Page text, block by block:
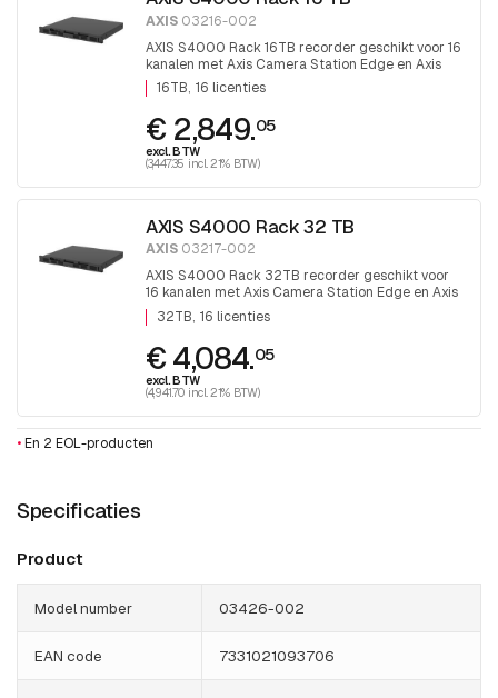
AXIS 03216-002
AXIS S4000 Rack 16TB recorder geschikt voor 16
kanalen met Axis Camera Station Edge en Axis
camera station software
16TB 16 licenties
€ 2,849.05
excl. BTW
(3,447.35 incl. 21% BTW)
AXIS S4000 Rack 32 TB
AXIS 03217-002
AXIS S4000 Rack 32TB recorder geschikt voor
16 kanalen met Axis Camera Station Edge en Axis
camera station software.
32TB 16 licenties
€ 4,084.05
excl. BTW
(4,941.70 incl. 21% BTW)
• En 2 EOL-producten
Specificaties
Product
Model number 03426-002
EAN code 7331021093706